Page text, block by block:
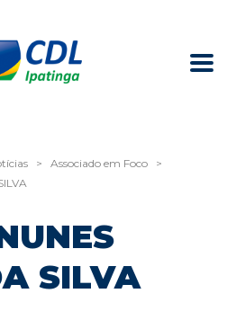
> Associado em Foco
>
SILVA